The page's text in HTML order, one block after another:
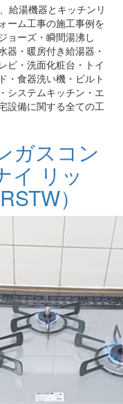
給湯機器とキッチンリ
ーム工事の施工事例を
ョーズ・瞬間湯沸し
器・暖房付き給湯器・
ビ・洗面化粧台・トイ
・食器洗い機・ビルト
システムキッチン・エ
設備に関する全ての工
ガスコン
イ リッ
）